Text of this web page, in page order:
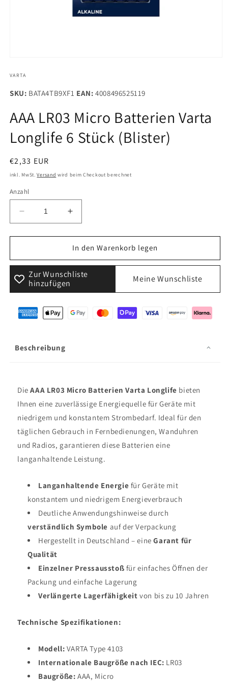
in
öffnen
VARTA
SKU: BATA4TB9XF1 EAN: 4008496525119
AAA LR03 Micro Batterien Varta
Longlife 6 Stück (Blister)
Normaler
Preis
€2,33 EUR
inkl. MwSt.Versand wird beim Checkout berechnet
Anzahl
Verringere
die
Menge
AAA
LR03
Micro
Batterien
Longlife
(Blister)
Erhöhe
die
Menge
für
AAA
LR03
Micro
Batterien
Longlife
In den Warenkorb legen
Zur Wunschliste
hinzufügen
Meine Wunschliste
Beschreibung
DieAAA LR03 Micro Batterien Varta Longlife bieten
Ihnen eine zuverlässige Energiequelle für Geräte mit
niedrigem und konstantem Strombedarf. Ideal für den
täglichen Gebrauch in Fernbedienungen, Wanduhren
und Radios, garantieren diese Batterien eine
langanhaltende Leistung.
Langanhaltende Energie für Geräte mit
konstantem und niedrigem Energieverbrauch
Deutliche Anwendungshinweise durch
verständlich Symbole auf der Verpackung
Hergestellt in Deutschland – eineGarant für
Qualität
Einzelner Pressausstoß für einfaches Öffnen der
Packung und einfache Lagerung
Verlängerte Lagerfähigkeit von bis zu 10 Jahren
Technische Spezifikationen:
Modell: VARTA Type 4103
Internationale Baugröße nach IEC: LR03
Baugröße: AAA, Micro